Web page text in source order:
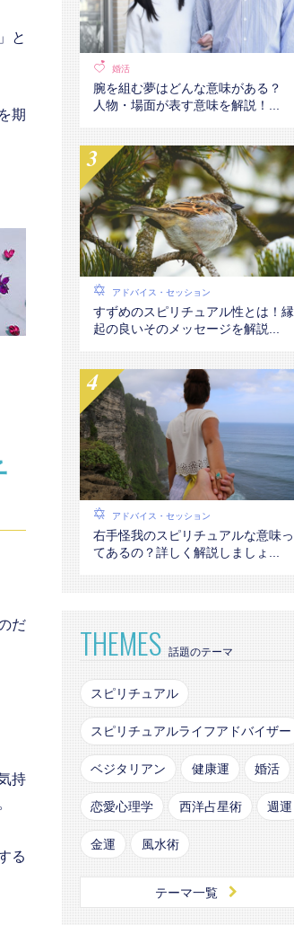
と
期
だ
持
る
婚活
腕を組む夢はどんな意味がある？
人物・場面が表す意味を解説！...
アドバイス・セッション
すずめのスピリチュアル性とは！縁
起の良いそのメッセージを解説...
アドバイス・セッション
右手怪我のスピリチュアルな意味っ
てあるの？詳しく解説しましょ...
THEMES 話題のテーマ
スピリチュアル
スピリチュアルライフアドバイザー
ベジタリアン 健康運 婚活
恋愛心理学 西洋占星術 週運
金運 風水術
テーマ一覧